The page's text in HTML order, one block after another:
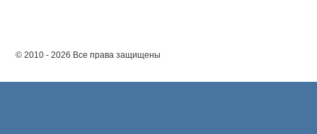
© 2010 - 2026 Все права защищены